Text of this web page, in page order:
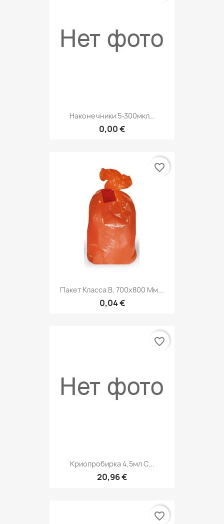
Наконечники 5-300мкл...
0,00 €
Пакет Класса В, 700х800 Мм...
0,04 €
favorite_border
Криопробирка 4,5мл С...
20,96 €
favorite_border
favorite_border